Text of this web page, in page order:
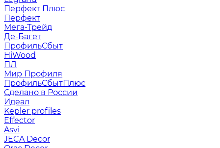
Перфект Плюс
Перфект
Мега-Трейд
Де-Багет
ПрофильСбыт
HiWood
ПЛ
Мир Профиля
ПрофильСбытПлюс
Сделано в России
Идеал
Kepler profiles
Effector
Asvi
JECA Decor